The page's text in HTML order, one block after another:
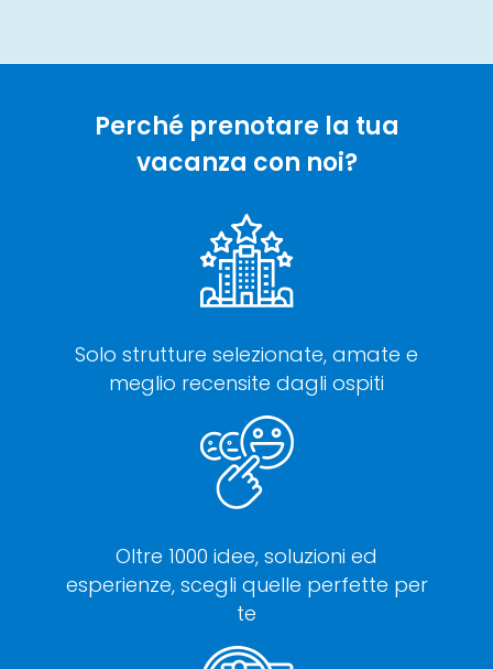
Perché prenotare la tua
vacanza con noi?
Solo strutture selezionate, amate e
meglio recensite dagli ospiti
Oltre 1000 idee, soluzioni ed
esperienze, scegli quelle perfette per
te